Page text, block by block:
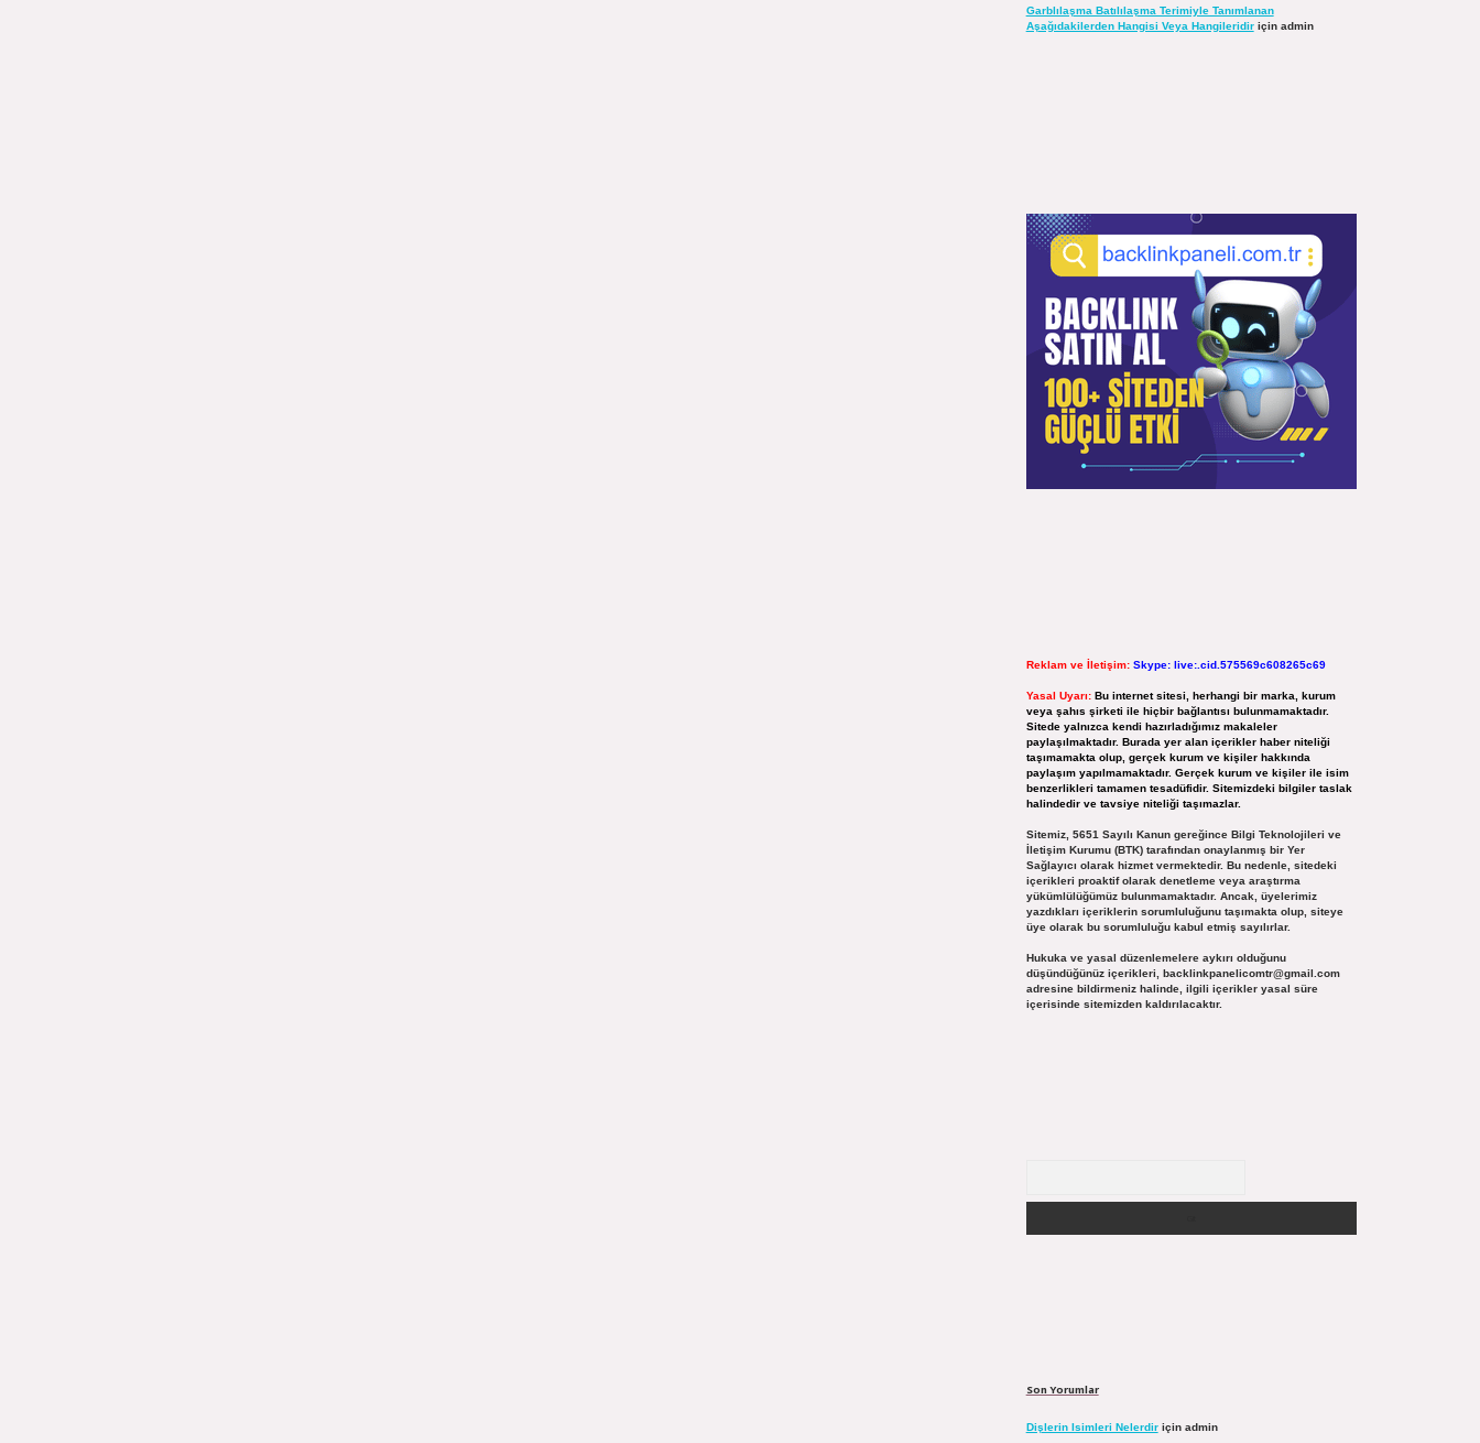
Garblılaşma Batılılaşma Terimiyle Tanımlanan
Aşağıdakilerden Hangisi Veya Hangileridiriçin admin
Reklam ve İletişim: Skype: live:.cid.575569c608265c69
Yasal Uyarı: Bu internet sitesi, herhangi bir marka, kurum
veya şahıs şirketi ile hiçbir bağlantısı bulunmamaktadır.
Sitede yalnızca kendi hazırladığımız makaleler
paylaşılmaktadır. Burada yer alan içerikler haber niteliği
taşımamakta olup, gerçek kurum ve kişiler hakkında
paylaşım yapılmamaktadır. Gerçek kurum ve kişiler ile isim
benzerlikleri tamamen tesadüfidir. Sitemizdeki bilgiler taslak
halindedir ve tavsiye niteliği taşımazlar.
Sitemiz, 5651 Sayılı Kanun gereğince Bilgi Teknolojileri ve
İletişim Kurumu (BTK) tarafından onaylanmış bir Yer
Sağlayıcı olarak hizmet vermektedir. Bu nedenle, sitedeki
içerikleri proaktif olarak denetleme veya araştırma
yükümlülüğümüz bulunmamaktadır. Ancak, üyelerimiz
yazdıkları içeriklerin sorumluluğunu taşımakta olup, siteye
üye olarak bu sorumluluğu kabul etmiş sayılırlar.
Hukuka ve yasal düzenlemelere aykırı olduğunu
düşündüğünüz içerikleri, backlinkpanelicomtr@gmail.com
adresine bildirmeniz halinde, ilgili içerikler yasal süre
içerisinde sitemizden kaldırılacaktır.
Son Yorumlar
Dişlerin Isimleri Nelerdiriçin admin